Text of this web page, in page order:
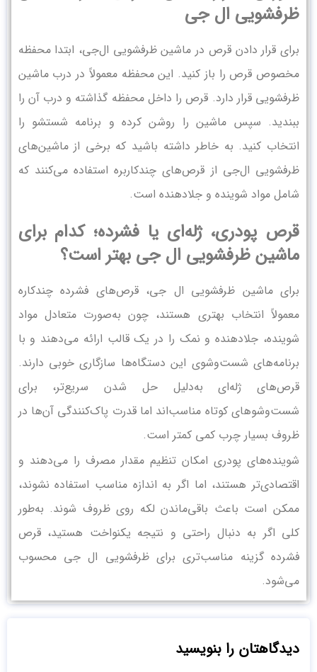
ظرفشویی ال ‌جی
برای قرار دادن قرص در ماشین ظرفشویی ال‌جی، ابتدا محفظه
مخصوص قرص را باز کنید. این محفظه معمولاً در درب ماشین
ظرفشویی قرار دارد. قرص را داخل محفظه گذاشته و درب آن را
ببندید. سپس ماشین را روشن کرده و برنامه شستشو را
انتخاب کنید. به خاطر داشته باشید که برخی از ماشین‌های
ظرفشویی ال‌جی از قرص‌های چندکاربره استفاده می‌کنند که
شامل مواد شوینده و جلادهنده است.
قرص پودری، ژله‌ای یا فشرده؛ کدام برای
ماشین ظرفشویی ال جی بهتر است؟
برای ماشین ظرفشویی ال جی، قرص‌های فشرده چندکاره
معمولاً انتخاب بهتری هستند، چون به‌صورت متعادل مواد
شوینده، جلادهنده و نمک را در یک قالب ارائه می‌دهند و با
برنامه‌های شست‌وشوی این دستگاه‌ها سازگاری خوبی دارند.
قرص‌های ژله‌ای به‌دلیل حل شدن سریع‌تر، برای
شست‌وشوهای کوتاه مناسب‌اند اما قدرت پاک‌کنندگی آن‌ها در
ظروف بسیار چرب کمی کمتر است.
شوینده‌های پودری امکان تنظیم مقدار مصرف را می‌دهند و
اقتصادی‌تر هستند، اما اگر به اندازه مناسب استفاده نشوند،
ممکن است باعث باقی‌ماندن لکه روی ظروف شوند. به‌طور
کلی اگر به دنبال راحتی و نتیجه یکنواخت هستید، قرص
فشرده گزینه مناسب‌تری برای ظرفشویی ال جی محسوب
می‌شود.
دیدگاهتان را بنویسید